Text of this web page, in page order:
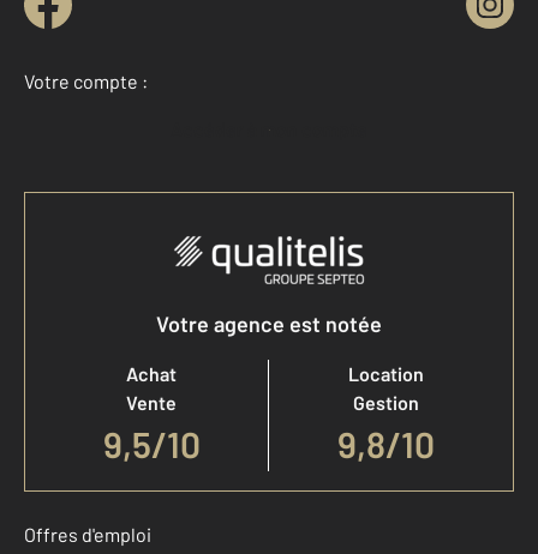
Votre compte :
Accéder à mon compte
Votre agence est notée
Achat
Vente
9,5/10
Location
Gestion
9,8/10
Offres d'emploi